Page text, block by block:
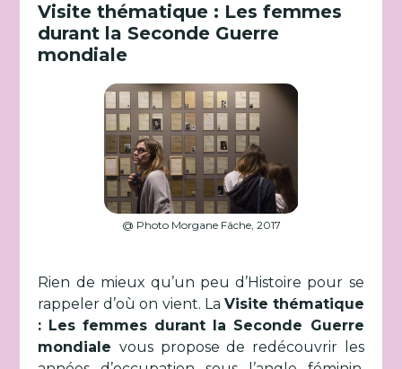
Visite thématique : Les femmes
durant la Seconde Guerre
mondiale
@ Photo Morgane Fâche, 2017
Rien de mieux qu’un peu d’Histoire pour se
rappeler d’où on vient. La Visite thématique
: Les femmes durant la Seconde Guerre
mondialevous propose de redécouvrir les